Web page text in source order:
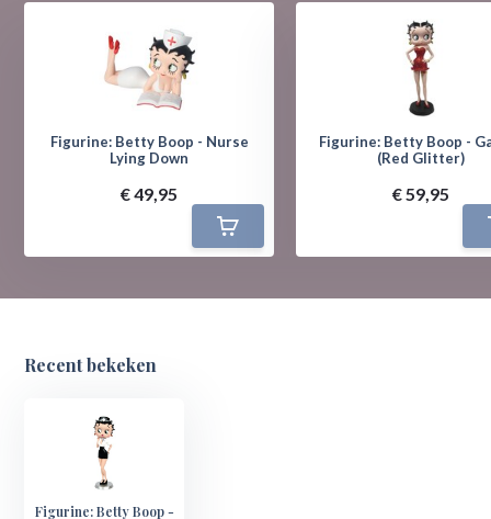
Figurine: Betty Boop - Nurse
Lying Down
€ 49,95
Figurine: Betty Boop -
(Red Glitter)
€ 59,95
Recent bekeken
Figurine: Betty Boop -